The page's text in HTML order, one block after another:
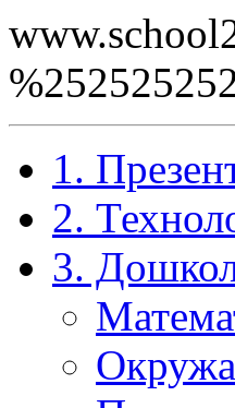
1.
2.
3.